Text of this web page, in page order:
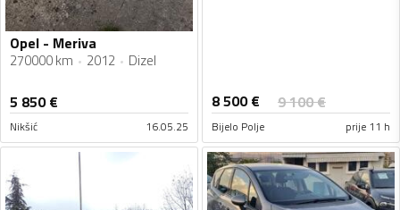
Opel - Meriva
270000 km 2012 Dizel
5 850€
Nikšić 16.05.25
8 500€ 9 100€
Bijelo Polje prije 11 h